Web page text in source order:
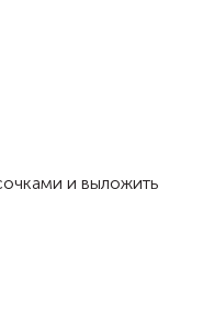
и выложить